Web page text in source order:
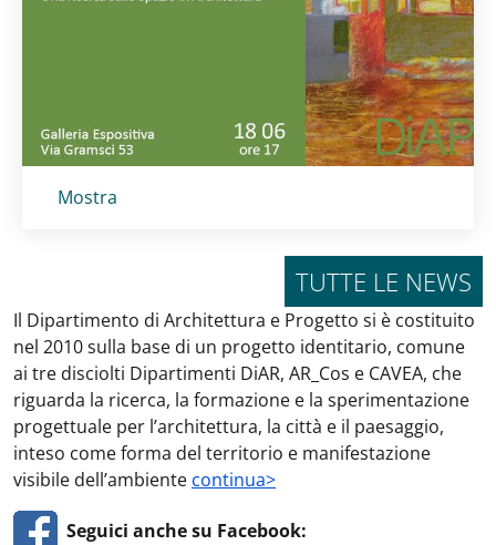
Titolo card
Mostra
TUTTE LE NEWS
Il Dipartimento di Architettura e Progetto si è costituito
nel 2010 sulla base di un progetto identitario, comune
ai tre disciolti Dipartimenti DiAR, AR_Cos e CAVEA, che
riguarda la ricerca, la formazione e la sperimentazione
progettuale per l’architettura, la città e il paesaggio,
inteso come forma del territorio e manifestazione
visibile dell’ambiente continua>
Seguici anche su Facebook: